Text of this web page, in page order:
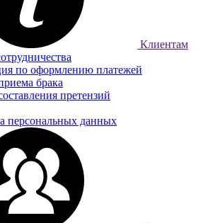
Клиентам
по оформлению платежей
брака
претензий
персональных данных